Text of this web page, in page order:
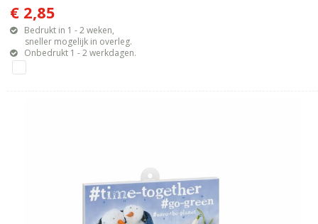
€ 2,85
Bedrukt in 1 - 2 weken,
sneller mogelijk in overleg.
Onbedrukt 1 - 2 werkdagen.